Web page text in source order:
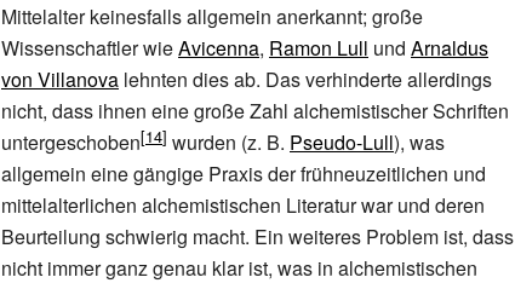
Mittelalter keinesfalls allgemein anerkannt; große
Wissenschaftler wieAvicenna, Ramon Lull und Arnaldus
von Villanova lehnten dies ab. Das verhinderte allerdings
nicht, dass ihnen eine große Zahl alchemistischer Schriften
untergeschoben
wurden (z. B. Pseudo-Lull), was
allgemein eine gängige Praxis der frühneuzeitlichen und
mittelalterlichen alchemistischen Literatur war und deren
Beurteilung schwierig macht. Ein weiteres Problem ist, dass
nicht immer ganz genau klar ist, was in alchemistischen